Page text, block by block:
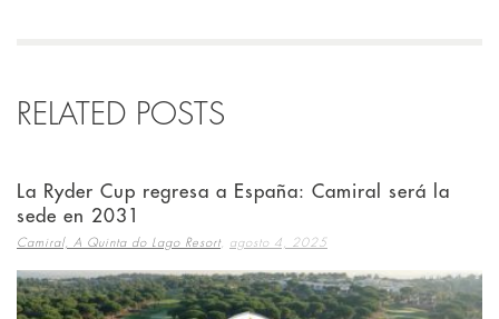
RELATED POSTS
La Ryder Cup regresa a España: Camiral será la
sede en 2031
Camiral, A Quinta do Lago Resort, agosto 4, 2025